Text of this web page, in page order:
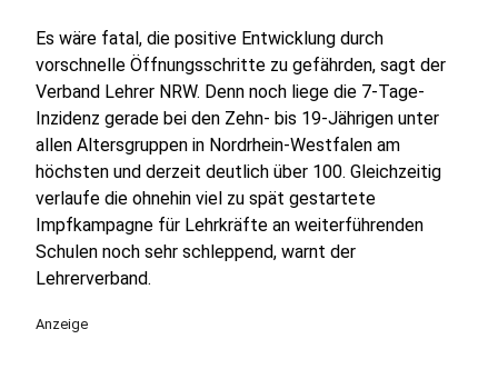
Es wäre fatal, die positive Entwicklung durch
vorschnelle Öffnungsschritte zu gefährden, sagt der
Verband Lehrer NRW. Denn noch liege die 7-Tage-
Inzidenz gerade bei den Zehn- bis 19-Jährigen unter
allen Altersgruppen in Nordrhein-Westfalen am
höchsten und derzeit deutlich über 100. Gleichzeitig
verlaufe die ohnehin viel zu spät gestartete
Impfkampagne für Lehrkräfte an weiterführenden
Schulen noch sehr schleppend, warnt der
Lehrerverband.
Anzeige